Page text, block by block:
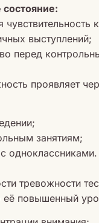
выступлений;
перед
проявляет
занятиям;
одноклассниками.
тревожности
её повышенный